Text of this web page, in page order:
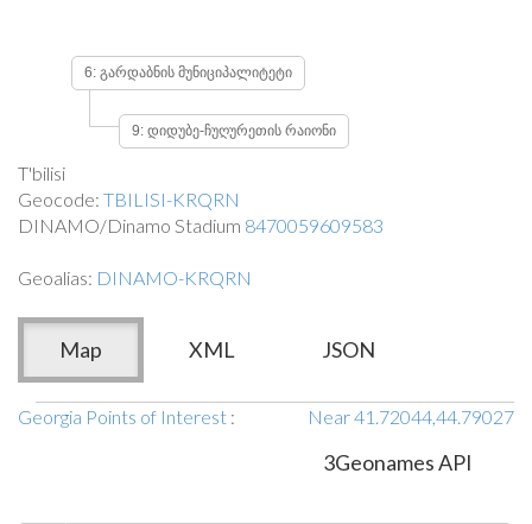
6: გარდაბნის მუნიციპალიტეტი
9: დიდუბე-ჩუღურეთის რაიონი
T'bilisi
Geocode: TBILISI-KRQRN
DINAMO/Dinamo Stadium 8470059609583
Geoalias: DINAMO-KRQRN
Map XML JSON
Georgia Points of Interest : Near 41.72044,44.79027
3Geonames API